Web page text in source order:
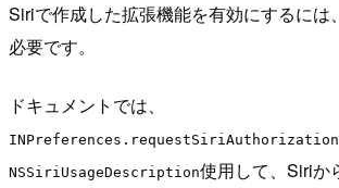
Siriで作成した拡張機能を有効にするには
必要です。
ドキュメントでは、
INPreferences.requestSiriAuthorization
NSSiriUsageDescription使用して、Siriか